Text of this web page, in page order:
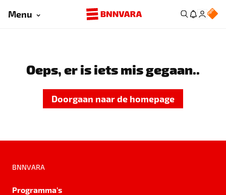
Menu
Oeps, er is iets mis gegaan..
Doorgaan naar de homepage
BNNVARA
Programma's